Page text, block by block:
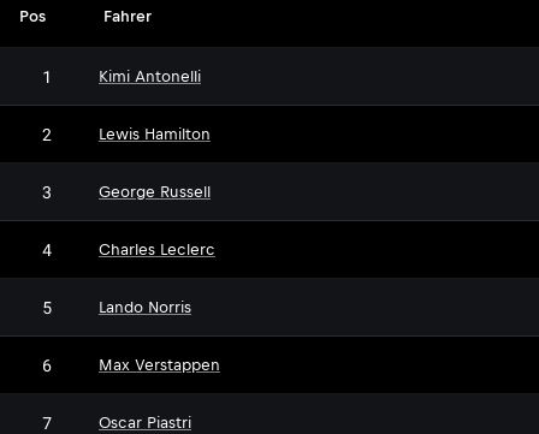
Pos Fahrer
1 Kimi Antonelli
2 Lewis Hamilton
3 George Russell
4 Charles Leclerc
5 Lando Norris
6 Max Verstappen
7 Oscar Piastri